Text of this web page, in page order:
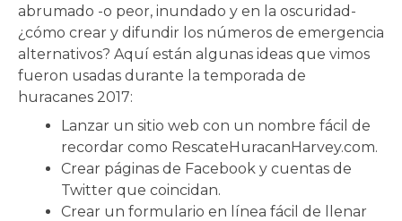
abrumado -o peor, inundado y en la oscuridad-
¿cómo crear y difundir los números de emergencia
alternativos? Aquí están algunas ideas que vimos
fueron usadas durante la temporada de
huracanes 2017:
Lanzar un sitio web con un nombre fácil de
recordar como RescateHuracanHarvey.com.
Crear páginas de Facebook y cuentas de
Twitter que coincidan.
Crear un formulario en línea fácil de llenar